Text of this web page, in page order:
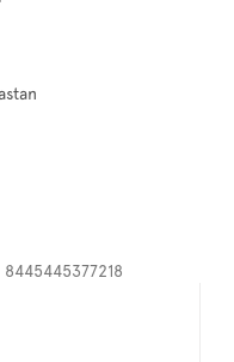
8445445377218